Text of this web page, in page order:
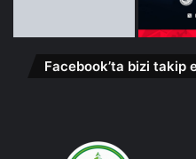
Facebook’ta bizi takip